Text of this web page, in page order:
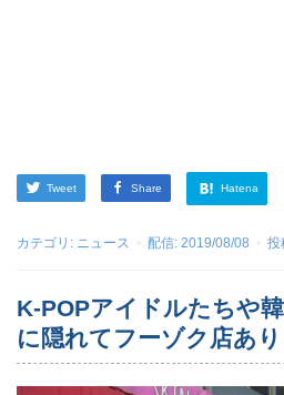
Tweet Share Hatena
カテゴリ: ニュース 配信: 2019/08/08 投
K-POPアイドルたちや
に隠れてフーゾク店あり